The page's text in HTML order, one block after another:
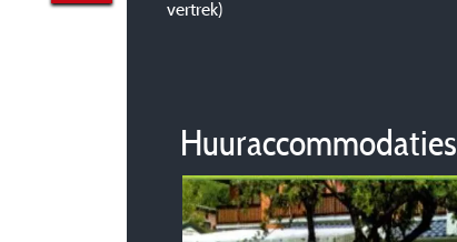
vertrek)
Huuraccommodaties